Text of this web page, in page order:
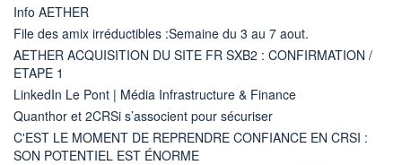
Info AETHER
File des amix irréductibles :Semaine du 3 au 7 aout.
AETHER ACQUISITION DU SITE FR SXB2 : CONFIRMATION /
ETAPE 1
LinkedIn Le Pont | Média Infrastructure & Finance
Quanthor et 2CRSi s’associent pour sécuriser
C'EST LE MOMENT DE REPRENDRE CONFIANCE EN CRSI :
SON POTENTIEL EST ÉNORME